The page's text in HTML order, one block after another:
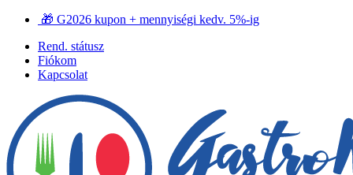
Ugrás
navigációhoz
Ugrás
tartalomra
🎁 G2026 kupon + mennyiségi kedv. 5%-ig
Rend. státusz
Fiókom
Kapcsolat